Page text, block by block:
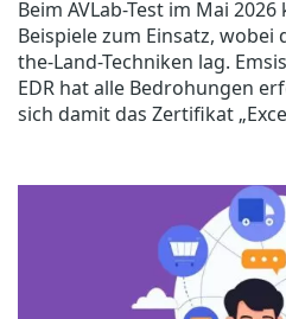
Beim AVLab-Test im Mai
Beispiele zum Einsatz, wobei
the-Land-Techniken lag.
EDR hat alle Bedrohungen
sich damit das Zertifikat